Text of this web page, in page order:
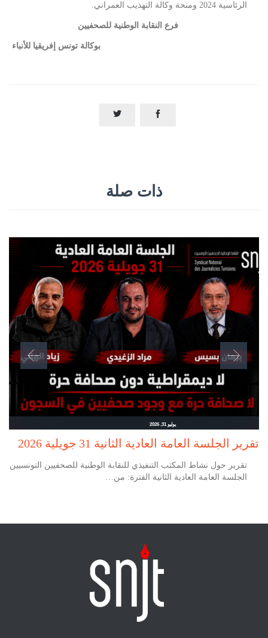
الرئاسية 2024 ومنحة وكالة التهذيب العمراني.
فرع النقابة الوطنية للصحفيين
بوكالة تونس إفريقيا للأنباء


ذات صلة
يوليو 31, 2026
تقرير الجلسة العامة العادية الثانية 31 جويلية 2026
تقرير حول نشاط المكتب التنفيذي للنقابة الوطنية للصحفيين التونسيين
الجلسة العامة العادية الثانية الفترة: من…